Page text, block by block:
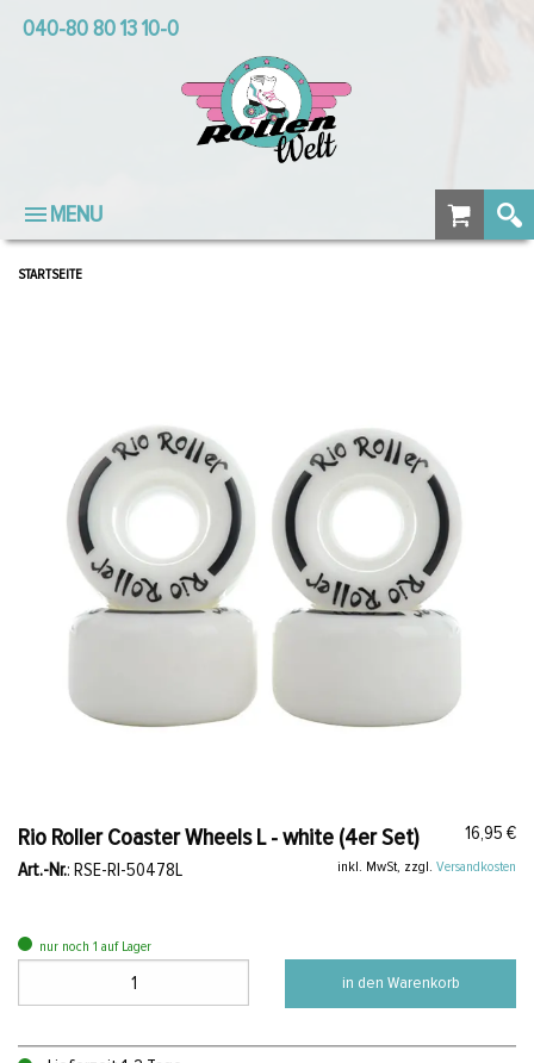
040-80 80 13 10-0
MENU
STARTSEITE
Rio Roller Coaster Wheels L - white (4er Set)
16,95 €
Art.-Nr.: RSE-RI-50478L inkl. MwSt, zzgl. Versandkosten
nur noch 1 auf Lager
in den Warenkorb